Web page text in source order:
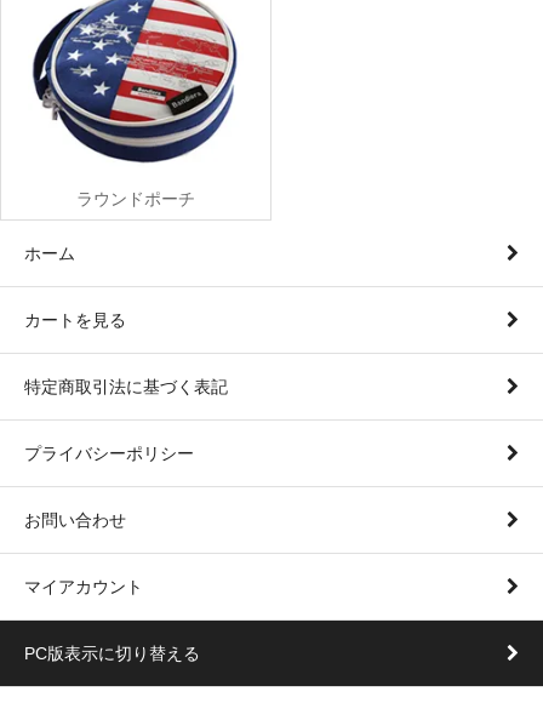
ラウンドポーチ
ホーム
カートを見る
特定商取引法に基づく表記
プライバシーポリシー
お問い合わせ
マイアカウント
PC版表示に切り替える